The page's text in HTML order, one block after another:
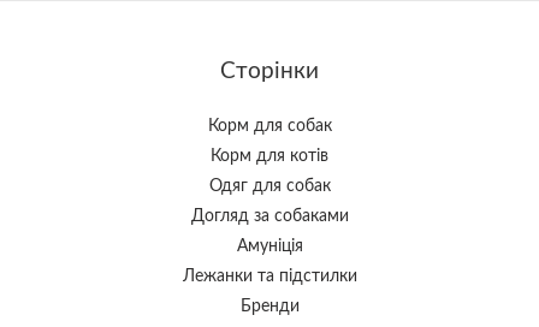
Сторінки
Корм для собак
Корм для котів
Одяг для собак
Догляд за собаками
Амуніція
Лежанки та підстилки
Бренди